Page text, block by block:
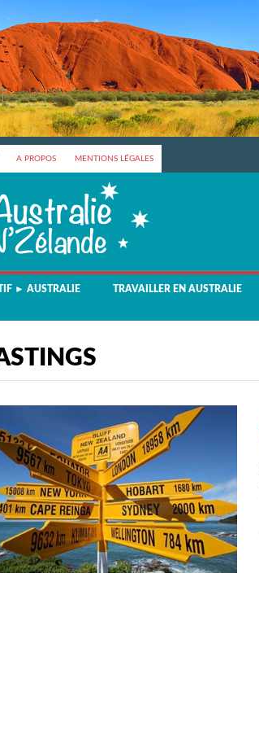
A PROPOS MENTIONS LÉGALES
► AUSTRALIE TRAVAILLER EN AUSTRALIE